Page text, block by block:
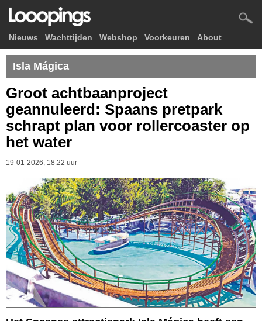
Nieuws Wachttijden Webshop Voorkeuren About
Isla Mágica
Groot achtbaanproject
geannuleerd: Spaans pretpark
schrapt plan voor rollercoaster op
het water
19-01-2026, 18.22 uur